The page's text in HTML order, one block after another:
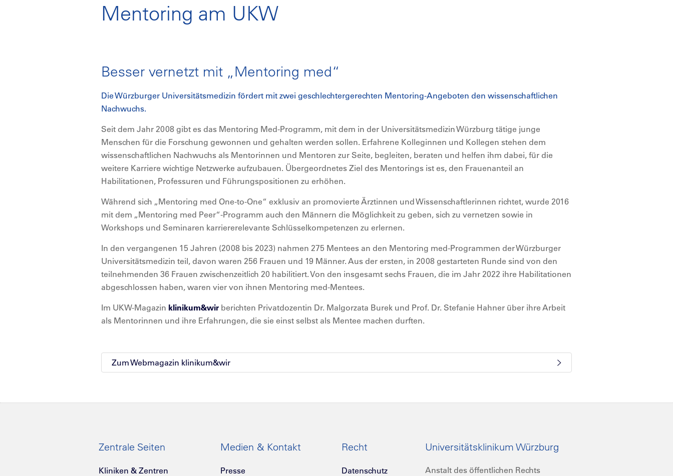
Mentoring am UKW
Besser vernetzt mit „Mentoring med“
Die Würzburger Universitätsmedizin fördert mit zwei geschlechtergerechten Mentoring-Angeboten den wissenschaftlichen
Nachwuchs.
Seit dem Jahr 2008 gibt es das Mentoring Med-Programm, mit dem in der Universitätsmedizin Würzburg tätige junge
Menschen für die Forschung gewonnen und gehalten werden sollen. Erfahrene Kolleginnen und Kollegen stehen dem
wissenschaftlichen Nachwuchs als Mentorinnen und Mentoren zur Seite, begleiten, beraten und helfen ihm dabei, für die
weitere Karriere wichtige Netzwerke aufzubauen. Übergeordnetes Ziel des Mentorings ist es, den Frauenanteil an
Habilitationen, Professuren und Führungspositionen zu erhöhen.
Während sich „Mentoring med One-to-One“ exklusiv an promovierte Ärztinnen und Wissenschaftlerinnen richtet, wurde 2016
mit dem „Mentoring med Peer“-Programm auch den Männern die Möglichkeit zu geben, sich zu vernetzen sowie in
Workshops und Seminaren karriererelevante Schlüsselkompetenzen zu erlernen.
In den vergangenen 15 Jahren (2008 bis 2023) nahmen 275 Mentees an den Mentoring med-Programmen der Würzburger
Universitätsmedizin teil, davon waren 256 Frauen und 19 Männer. Aus der ersten, in 2008 gestarteten Runde sind von den
teilnehmenden 36 Frauen zwischenzeitlich 20 habilitiert. Von den insgesamt sechs Frauen, die im Jahr 2022 ihre Habilitationen
abgeschlossen haben, waren vier von ihnen Mentoring med-Mentees.
Im UKW-Magazin klinikum&wir berichten Privatdozentin Dr. Malgorzata Burek und Prof. Dr. Stefanie Hahner über ihre Arbeit
als Mentorinnen und ihre Erfahrungen, die sie einst selbst als Mentee machen durften.
Zum Webmagazin klinikum&wir
Zentrale Seiten
Kliniken & Zentren
Medien & Kontakt
Presse
Recht
Datenschutz
Universitätsklinikum Würzburg
Anstalt des öffentlichen Rechts